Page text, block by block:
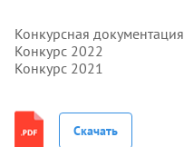
Конкурсная документация
Конкурс 2022
Конкурс 2021
Скачать